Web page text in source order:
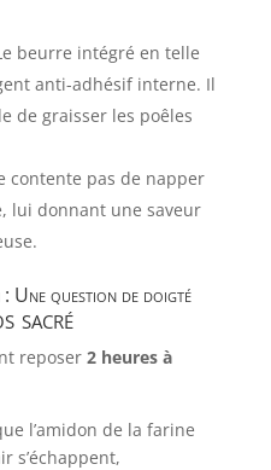
beurre intégré en telle
anti-adhésif interne. Il
de graisser les poêles
contente pas de napper
lui donnant une saveur
Une question de doigté
sacré
reposer 2 heures à
l’amidon de la farine
s’échappent,